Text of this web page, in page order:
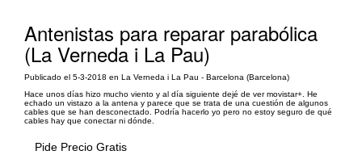
Antenistas para reparar parabólica
(La Verneda i La Pau)
Publicado el 5-3-2018 en La Verneda i La Pau - Barcelona (Barcelona)
Hace unos días hizo mucho viento y al día siguiente dejé de ver movistar+. He
echado un vistazo a la antena y parece que se trata de una cuestión de algunos
cables que se han desconectado. Podría hacerlo yo pero no estoy seguro de qué
cables hay que conectar ni dónde.
Pide Precio Gratis